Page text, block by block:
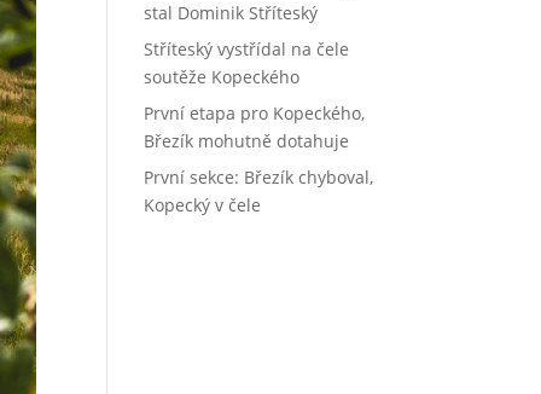
stal Dominik Stříteský
Stříteský vystřídal na čele
soutěže Kopeckého
První etapa pro Kopeckého,
Březík mohutně dotahuje
První sekce: Březík chyboval,
Kopecký v čele